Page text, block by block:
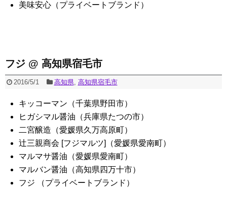
美味安心（プライベートブランド）
フジ @ 高知県宿毛市
2016/5/1 高知県, 高知県宿毛市
キッコーマン（千葉県野田市）
ヒガシマル醤油（兵庫県たつの市）
二宮醸造（愛媛県久万高原町）
辻三親商会 [フジマルツ]（愛媛県愛南町）
マルマサ醤油（愛媛県愛南町）
マルバン醤油（高知県四万十市）
フジ （プライベートブランド）